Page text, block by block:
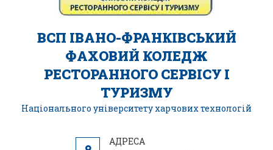
ВСП ІВАНО-ФРАНКІВСЬКИЙ
ФАХОВИЙ КОЛЕДЖ
РЕСТОРАННОГО СЕРВІСУ І
ТУРИЗМУ
Національного університету харчових технологій